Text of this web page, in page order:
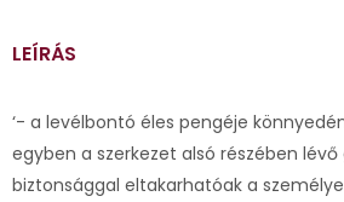
LEÍRÁS
‘- a levélbontó éles pengéje
egyben a szerkezet alsó részében
biztonsággal eltakarhatóak a